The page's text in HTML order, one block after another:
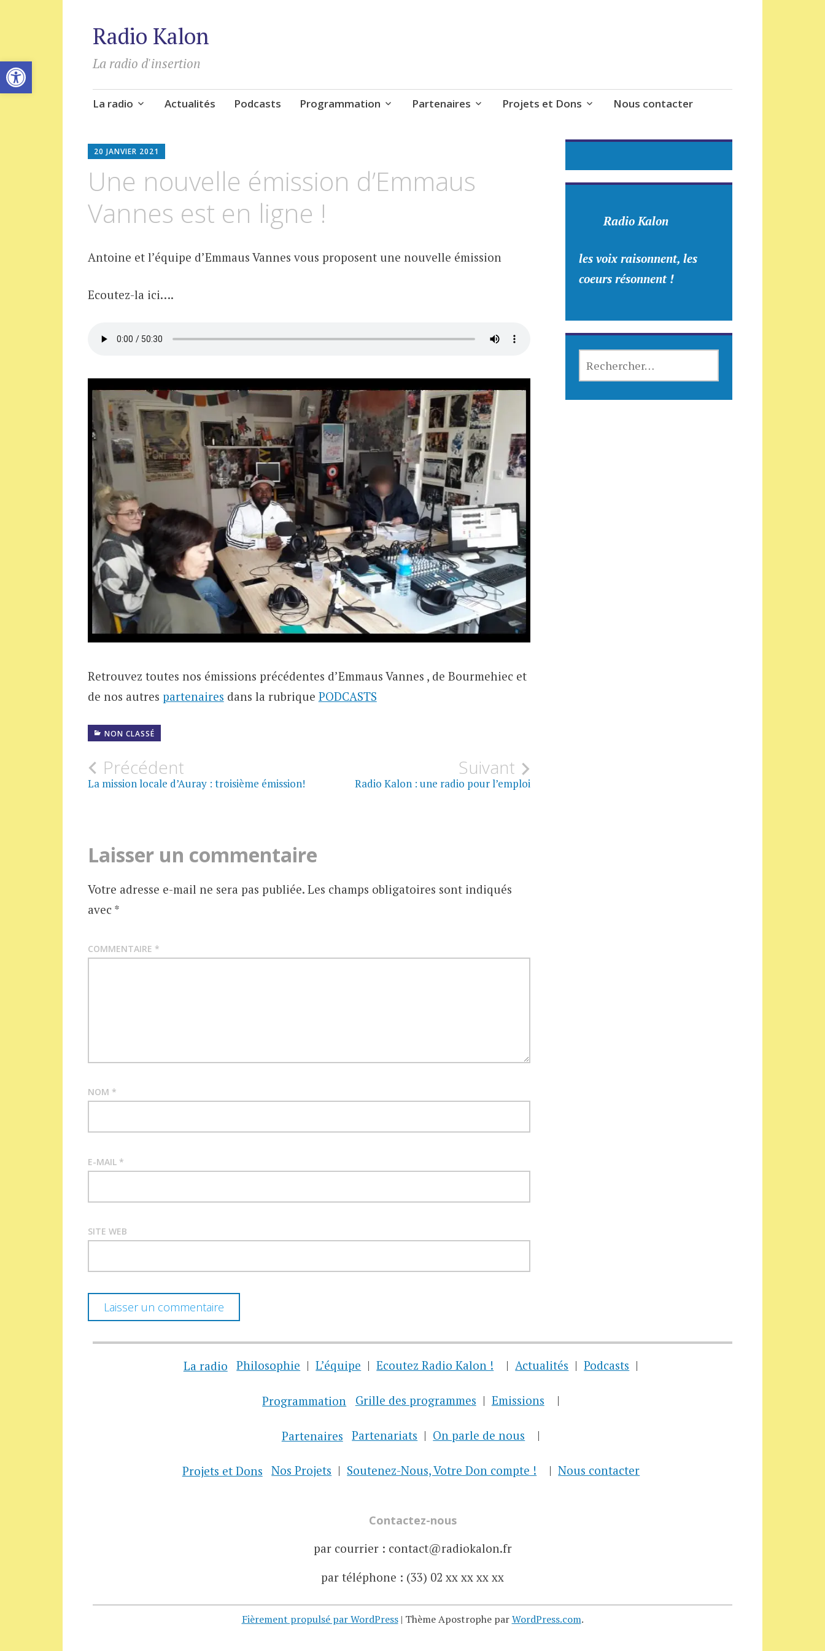
Ouvrir la barre d’outils
Radio Kalon
La radio d'insertion
Aller
principal
La radio Actualités Podcasts Programmation Partenaires Projets et Dons Nous contacter
20 JANVIER 2021
Une nouvelle émission d’Emmaus
Vannes est en ligne !
Antoine et l’équipe d’Emmaus Vannes vous proposent une nouvelle émission
Ecoutez-la ici….
Retrouvez toutes nos émissions précédentes d’Emmaus Vannes , de Bourmehiec et
de nos autres partenaires dans la rubrique PODCASTS
NON CLASSÉ
Navigation
Précédent
La mission locale d’Auray : troisième émission!
Suivant
Radio Kalon : une radio pour l’emploi
Laisser un commentaire
Votre adresse e-mail ne sera pas publiée. Les champs obligatoires sont indiqués
avec *
COMMENTAIRE *
NOM *
E-MAIL *
SITE WEB
Radio Kalon
les voix raisonnent, les
coeurs résonnent !
La radio Philosophie L’équipe Ecoutez Radio Kalon ! Actualités Podcasts
Programmation Grille des programmes Emissions
Partenaires Partenariats On parle de nous
Projets et Dons Nos Projets Soutenez-Nous, Votre Don compte ! Nous contacter
Contactez-nous
par courrier : contact@radiokalon.fr
par téléphone : (33) 02 xx xx xx xx
Fièrement propulsé par WordPress | Thème Apostrophe parWordPress.com.